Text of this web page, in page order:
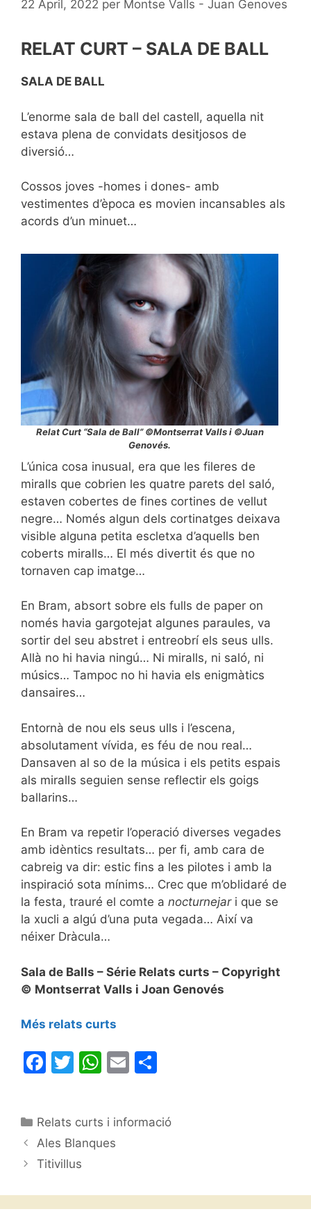
22 April, 2022 per Montse Valls - Juan Genoves
RELAT CURT – SALA DE BALL
SALA DE BALL
L’enorme sala de ball del castell, aquella nit
estava plena de convidats desitjosos de
diversió…
Cossos joves -homes i dones- amb
vestimentes d’època es movien incansables als
acords d’un minuet…
Relat Curt “Sala de Ball” ©Montserrat Valls i ©Juan
Genovés.
L’única cosa inusual, era que les fileres de
miralls que cobrien les quatre parets del saló,
estaven cobertes de fines cortines de vellut
negre… Només algun dels cortinatges deixava
visible alguna petita escletxa d’aquells ben
coberts miralls… El més divertit és que no
tornaven cap imatge…
En Bram, absort sobre els fulls de paper on
només havia gargotejat algunes paraules, va
sortir del seu abstret i entreobrí els seus ulls.
Allà no hi havia ningú… Ni miralls, ni saló, ni
músics… Tampoc no hi havia els enigmàtics
dansaires…
Entornà de nou els seus ulls i l’escena,
absolutament vívida, es féu de nou real…
Dansaven al so de la música i els petits espais
als miralls seguien sense reflectir els goigs
ballarins…
En Bram va repetir l’operació diverses vegades
amb idèntics resultats… per fi, amb cara de
cabreig va dir: estic fins a les pilotes i amb la
inspiració sota mínims… Crec que m’oblidaré de
la festa, trauré el comte a nocturnejari que se
la xucli a algú d’una puta vegada… Així va
néixer Dràcula…
Sala de Balls – Série Relats curts – Copyright
© Montserrat Valls i Joan Genovés
Més relats curts
F
e
b
o
o
k
T
er
W
s
A
p
E
l
p
ix
Categories
Relats curts i informació
Ales Blanques
Titivillus